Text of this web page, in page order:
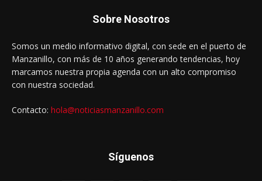
Sobre Nosotros
Somos un medio informativo digital, con sede en el puerto de
Manzanillo, con más de 10 años generando tendencias, hoy
marcamos nuestra propia agenda con un alto compromiso
con nuestra sociedad.
Contacto: hola@noticiasmanzanillo.com
Síguenos